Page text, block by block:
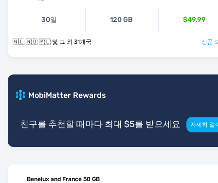
30일 120 GB $49.99
🇳🇱 🇳🇴 🇵🇱 및 그 외 31개국 상품
MobiMatter Rewards
친구를 추천할 때마다 최대 $5를 받으세요 자세히 알
Benelux and France 50 GB